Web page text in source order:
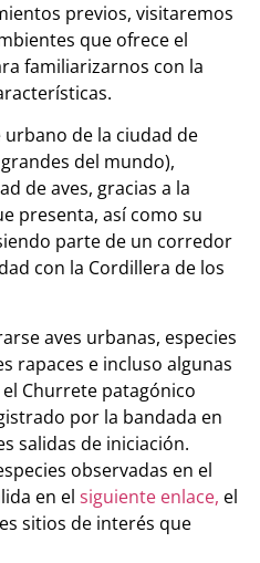
previos, visitaremos
que ofrece el
familiarizarnos con la
de la ciudad de
del mundo),
de aves, gracias a la
presenta, así como su
parte de un corredor
con la Cordillera de los
aves urbanas, especies
rapaces e incluso algunas
Churrete patagónico
por la bandada en
salidas de iniciación.
observadas en el
en el siguiente enlace, el
sitios de interés que